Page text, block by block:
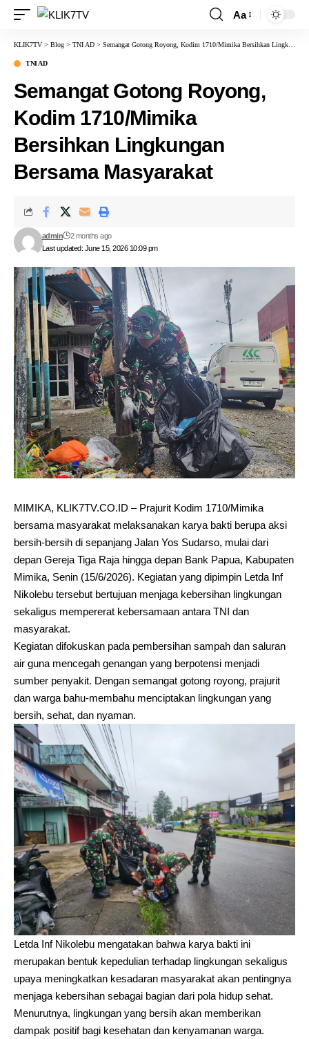
Aa
KLIK7TV > Blog > TNI AD > Semangat Gotong Royong, Kodim 1710/Mimika Bersihkan Lingkungan Bersama Masyarakat
TNI AD
Semangat Gotong Royong,
Kodim 1710/Mimika
Bersihkan Lingkungan
Bersama Masyarakat
Last updated: June 15, 2026 10:09 pm
admin 2 months ago
MIMIKA, KLIK7TV.CO.ID – Prajurit Kodim 1710/Mimika
bersama masyarakat melaksanakan karya bakti berupa aksi
bersih-bersih di sepanjang Jalan Yos Sudarso, mulai dari
depan Gereja Tiga Raja hingga depan Bank Papua, Kabupaten
Mimika, Senin (15/6/2026). Kegiatan yang dipimpin Letda Inf
Nikolebu tersebut bertujuan menjaga kebersihan lingkungan
sekaligus mempererat kebersamaan antara TNI dan
masyarakat.
Kegiatan difokuskan pada pembersihan sampah dan saluran
air guna mencegah genangan yang berpotensi menjadi
sumber penyakit. Dengan semangat gotong royong, prajurit
dan warga bahu-membahu menciptakan lingkungan yang
bersih, sehat, dan nyaman.
Letda Inf Nikolebu mengatakan bahwa karya bakti ini
merupakan bentuk kepedulian terhadap lingkungan sekaligus
upaya meningkatkan kesadaran masyarakat akan pentingnya
menjaga kebersihan sebagai bagian dari pola hidup sehat.
Menurutnya, lingkungan yang bersih akan memberikan
dampak positif bagi kesehatan dan kenyamanan warga.